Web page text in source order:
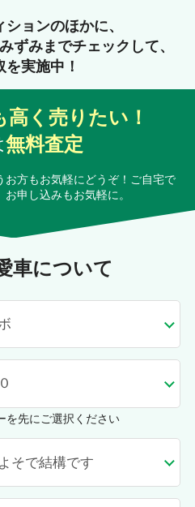
ョンのほかに、
ずみまでチェックして、
実施中！
高く売りたい！
無料査定
お方もお気軽にどうぞ！ご自宅で
申し込みもお気軽に。
車について
を先にご選択ください